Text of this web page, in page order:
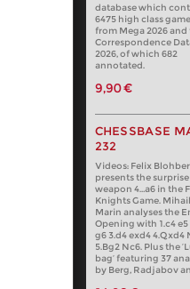
database which
6475 high class
from Mega 2026 and
Correspondence
2026, of which 682
annotated.
9,90 €
CHESSBASE
232
Videos: Felix
presents the surprise
weapon 4…a6 in the
Knights Game. Mihail
Marin analyses the
Opening with 1.c4 e5
g6 3.d4 exd4 4.Qxd4
5.Bg2 Nc6. Plus the
bag’ featuring 37
by Berg, Radjabov